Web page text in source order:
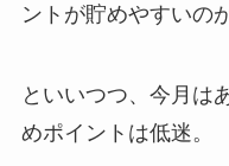
ントが貯めやすいの
といいつつ、今月は
めポイントは低迷。